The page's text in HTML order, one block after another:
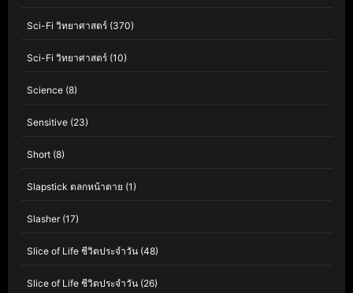
Sci-Fi วิทยาศาสตร์ (370)
Sci-Fi วิทยาศาสตร์ (10)
Science (8)
Sensitive (23)
Short (8)
Slapstick ตลกหน้าตาย (1)
Slasher(17)
Slice of Life ชีวิตประจำวัน (48)
Slice of Life ชีวิตประจำวัน (26)